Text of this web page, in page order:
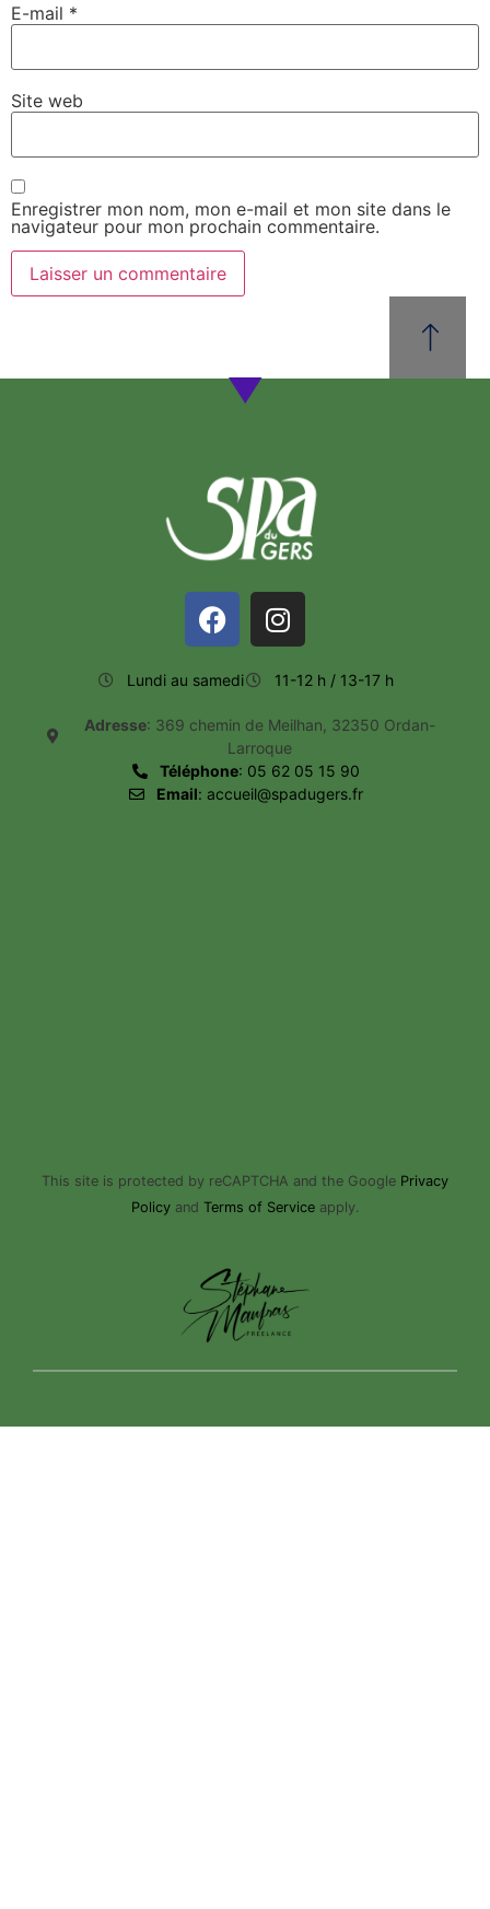
E-mail *
Site web
Enregistrer mon nom, mon e-mail et mon site dans le
navigateur pour mon prochain commentaire.
Lundi au samedi 11-12 h / 13-17 h
Adresse: 369 chemin de Meilhan, 32350 Ordan-
Larroque
Téléphone: 05 62 05 15 90
Email: accueil@spadugers.fr
This site is protected by reCAPTCHA and the Google Privacy
Policyand Terms of Serviceapply.